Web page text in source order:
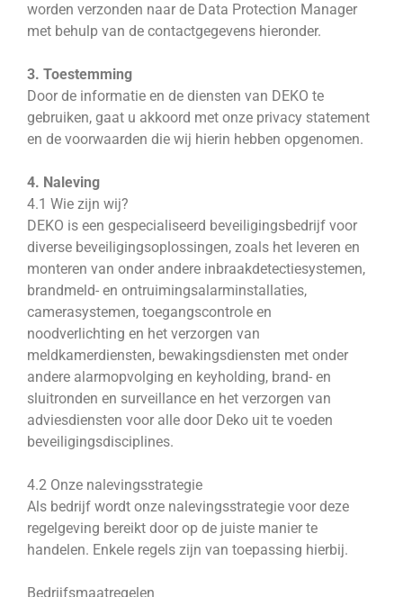
worden verzonden naar de Data Protection Manager
met behulp van de contactgegevens hieronder.
3. Toestemming
Door de informatie en de diensten van DEKO te
gebruiken, gaat u akkoord met onze privacy statement
en de voorwaarden die wij hierin hebben opgenomen.
4. Naleving
4.1 Wie zijn wij?
DEKO is een gespecialiseerd beveiligingsbedrijf voor
diverse beveiligingsoplossingen, zoals het leveren en
monteren van onder andere inbraakdetectiesystemen,
brandmeld- en ontruimingsalarminstallaties,
camerasystemen, toegangscontrole en
noodverlichting en het verzorgen van
meldkamerdiensten, bewakingsdiensten met onder
andere alarmopvolging en keyholding, brand- en
sluitronden en surveillance en het verzorgen van
adviesdiensten voor alle door Deko uit te voeden
beveiligingsdisciplines.
4.2 Onze nalevingsstrategie
Als bedrijf wordt onze nalevingsstrategie voor deze
regelgeving bereikt door op de juiste manier te
handelen. Enkele regels zijn van toepassing hierbij.
Bedrijfsmaatregelen